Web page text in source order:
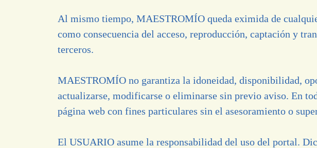
Al mismo tiempo, MAESTROMÍO queda eximida de
como consecuencia del acceso, reproducción, captación y
terceros.
MAESTROMÍO no garantiza la idoneidad, disponibilidad,
actualizarse, modificarse o eliminarse sin previo aviso. En
página web con fines particulares sin el asesoramiento o
El USUARIO asume la responsabilidad del uso del portal.